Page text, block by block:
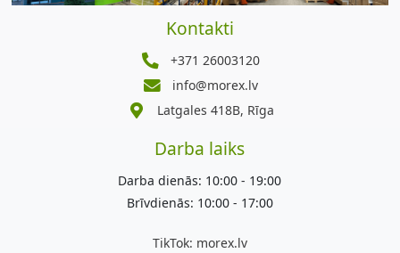
Kontakti
+371 26003120
info@morex.lv
Latgales 418B, Rīga
Darba laiks
Darba dienās: 10:00 - 19:00
Brīvdienās: 10:00 - 17:00
TikTok: morex.lv